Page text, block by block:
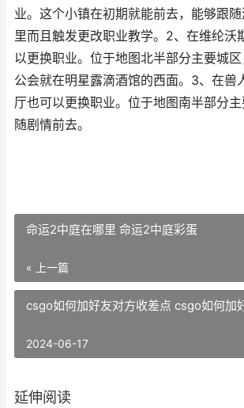
业。这个小镇在初期就能前去，能够跟
里而且触发更改职业教学。2、在维纶沃
以更换职业。位于地图北半部分主要城
公会就在明星露滴酒馆的西面。3、在兽
厅也可以更换职业。位于地图南半部分
随剧情前去。
命运2中庭在哪里 命运2中庭彩蛋
« 上一篇
csgo如何加好友对方收差点 csgo如何加
2024-06-17
延伸阅读